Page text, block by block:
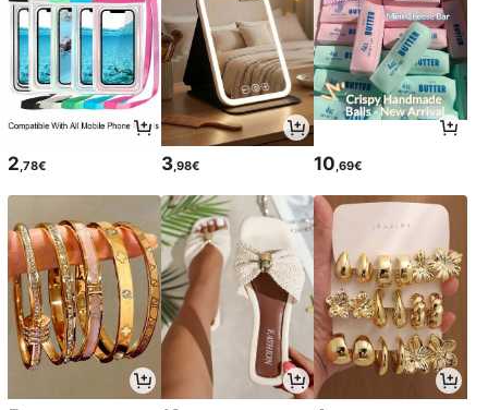
2 ,78€ 3,98€ 10 ,69€